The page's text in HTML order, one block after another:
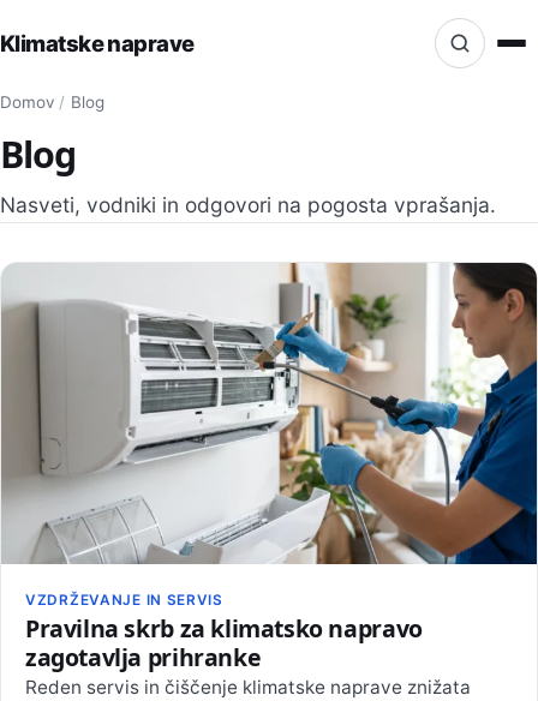
Klimatske naprave
Iskanje po strani
Domov / Blog
Blog
Nasveti, vodniki in odgovori na pogosta vprašanja.
VZDRŽEVANJE IN SERVIS
Pravilna skrb za klimatsko napravo
zagotavlja prihranke
Reden servis in čiščenje klimatske naprave znižata